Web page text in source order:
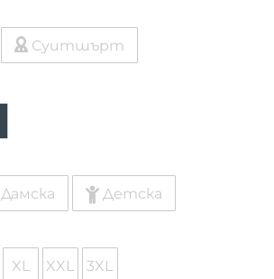
Суитшърт
Дамска Детска
XL XXL 3XL